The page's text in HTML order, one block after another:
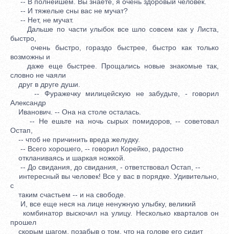
-- И тяжелые сны вас не мучат?
-- Нет, не мучат.
Дальше по части улыбок все шло совсем как у Листа,
быстро,
очень быстро, гораздо быстрее, быстро как только
возможны и
даже еще быстрее. Прощались новые знакомые так,
словно не чаяли
друг в друге души.
-- Фуражечку милицейскую не забудьте, - говорил
Александр
Иванович. -- Она на столе осталась.
-- Не ешьте на ночь сырых помидоров, -- советовал
Остап,
-- чтоб не причинить вреда желудку.
-- Всего хорошего, -- говорил Корейко, радостно
откланиваясь и шаркая ножкой.
-- До свидания, до свидания, - ответствовал Остап, --
интересный вы человек! Все у вас в порядке. Удивительно,
с
таким счастьем -- и на свободе.
И, все еще неся на лице ненужную улыбку, великий
комбинатор выскочил на улицу. Несколько кварталов он
прошел
скорым шагом, позабыв о том, что на голове его сидит